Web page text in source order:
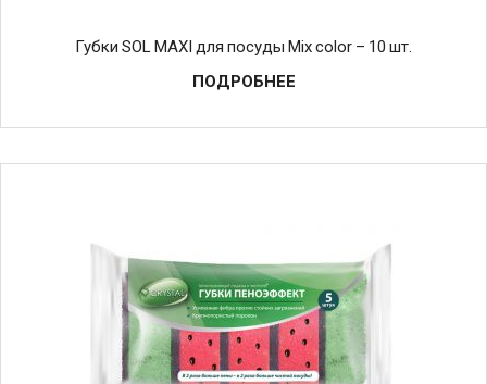
Губки SOL MAXI для посуды Mix color – 10 шт.
ПОДРОБНЕЕ